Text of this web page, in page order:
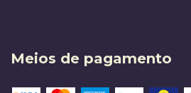
Meios de pagamento